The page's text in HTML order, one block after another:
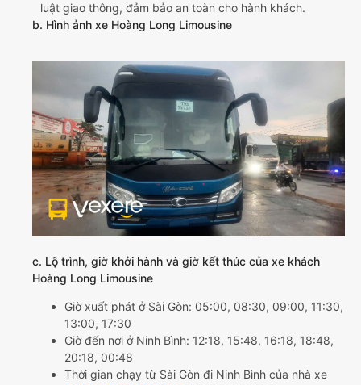
luật giao thông, đảm bảo an toàn cho hành khách.
b. Hình ảnh xe Hoàng Long Limousine
c. Lộ trình, giờ khởi hành và giờ kết thúc của xe khách
Hoàng Long Limousine
Giờ xuất phát ở Sài Gòn: 05:00, 08:30, 09:00, 11:30,
13:00, 17:30
Giờ đến nơi ở Ninh Bình: 12:18, 15:48, 16:18, 18:48,
20:18, 00:48
Thời gian chạy từ Sài Gòn đi Ninh Bình của nhà xe